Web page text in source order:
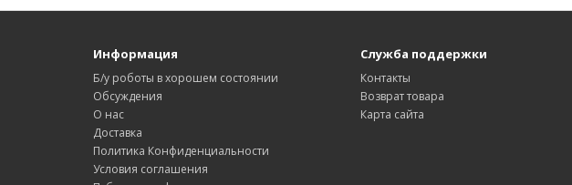
Информация
Б/у роботы в хорошем состоянии
Обсуждения
О нас
Доставка
Политика Конфиденциальности
Условия соглашения
Служба поддержки
Контакты
Возврат товара
Карта сайта